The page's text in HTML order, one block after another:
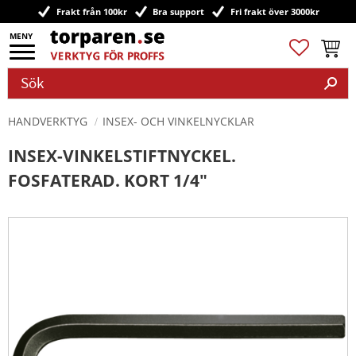
Meny
Frakt från 100kr Bra support Fri frakt över 3000kr
Favoriter
HANDVERKTYG INSEX- OCH VINKELNYCKLAR
INSEX-VINKELSTIFTNYCKEL.
FOSFATERAD. KORT 1/4"